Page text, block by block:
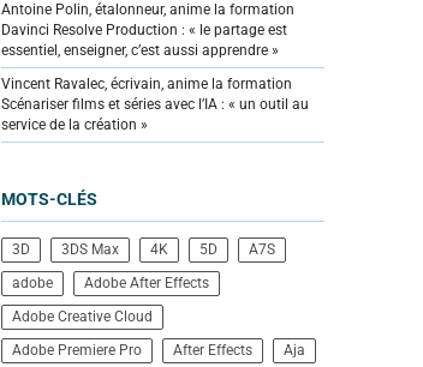
Antoine Polin, étalonneur, anime la formation
Davinci Resolve Production : « le partage est
essentiel, enseigner, c’est aussi apprendre »
Vincent Ravalec, écrivain, anime la formation
Scénariser films et séries avec l’IA : « un outil au
service de la création »
MOTS-CLÉS
3D 3DS Max 4K 5D
A7S
adobe
Adobe After Effects
Adobe Creative Cloud
Adobe Premiere Pro
After Effects
Aja